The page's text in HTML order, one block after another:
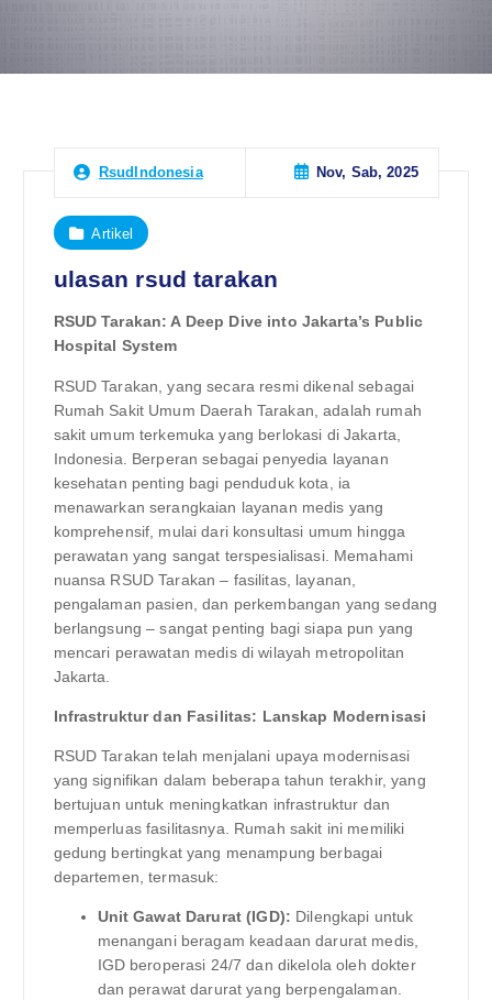
RsudIndonesia Nov, Sab, 2025
Artikel
ulasan rsud tarakan
RSUD Tarakan: A Deep Dive into Jakarta’s Public
Hospital System
RSUD Tarakan, yang secara resmi dikenal sebagai
Rumah Sakit Umum Daerah Tarakan, adalah rumah
sakit umum terkemuka yang berlokasi di Jakarta,
Indonesia. Berperan sebagai penyedia layanan
kesehatan penting bagi penduduk kota, ia
menawarkan serangkaian layanan medis yang
komprehensif, mulai dari konsultasi umum hingga
perawatan yang sangat terspesialisasi. Memahami
nuansa RSUD Tarakan – fasilitas, layanan,
pengalaman pasien, dan perkembangan yang sedang
berlangsung – sangat penting bagi siapa pun yang
mencari perawatan medis di wilayah metropolitan
Jakarta.
Infrastruktur dan Fasilitas: Lanskap Modernisasi
RSUD Tarakan telah menjalani upaya modernisasi
yang signifikan dalam beberapa tahun terakhir, yang
bertujuan untuk meningkatkan infrastruktur dan
memperluas fasilitasnya. Rumah sakit ini memiliki
gedung bertingkat yang menampung berbagai
departemen, termasuk:
Unit Gawat Darurat (IGD): Dilengkapi untuk
menangani beragam keadaan darurat medis,
IGD beroperasi 24/7 dan dikelola oleh dokter
dan perawat darurat yang berpengalaman.